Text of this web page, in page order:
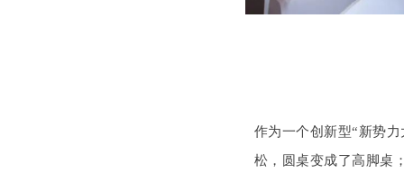
作为一个创新型“新势
松，圆桌变成了高脚桌